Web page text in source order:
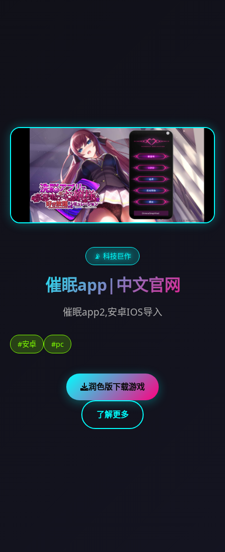
📡 科技巨作
催眠app|中文官网
催眠app2,安卓IOS导入
#安卓 #pc
润色版下载游戏
了解更多